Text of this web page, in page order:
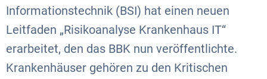
Informationstechnik (BSI) hat einen neuen
Leitfaden „Risikoanalyse Krankenhaus IT“
erarbeitet, den das BBK nun veröffentlichte.
Krankenhäuser gehören zu den Kritischen